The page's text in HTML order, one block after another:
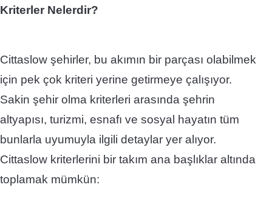
Kriterler Nelerdir?​​
Cittaslow şehirler, bu akımın bir parçası olabilmek
için pek çok kriteri yerine getirmeye çalışıyor.
Sakin şehir olma kriterleri arasında şehrin
altyapısı, turizmi, esnafı ve sosyal hayatın tüm
bunlarla uyumuyla ilgili detaylar yer alıyor.
Cittaslow kriterlerini bir takım ana başlıklar altında
toplamak mümkün: